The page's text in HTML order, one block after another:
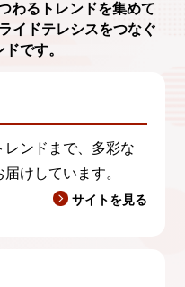
わるトレンドを集めて
イドテレシスをつなぐ
ドです。
レンドまで、多彩な
けしています。
サイトを見る